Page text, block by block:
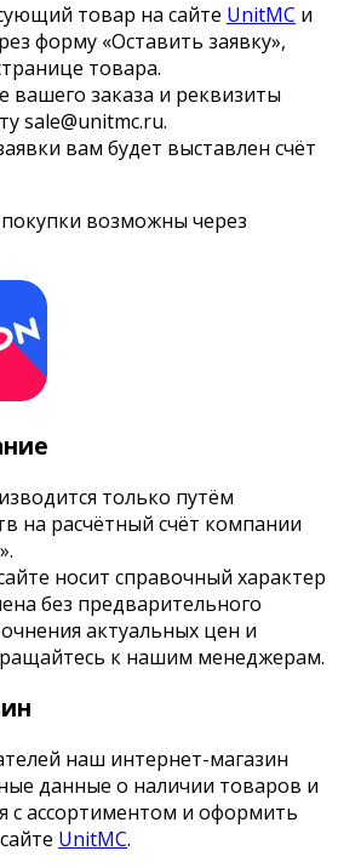
товар на сайте UnitMC и
форму «Оставить заявку»,
товара.
вашего заказа и реквизиты
sale@unitmc.ru.
вам будет выставлен счёт
возможны через
только путём
на расчётный счёт компании
носит справочный характер
без предварительного
актуальных цен и
к нашим менеджерам.
наш интернет-магазин
данные о наличии товаров и
с ассортиментом и оформить
UnitMC.